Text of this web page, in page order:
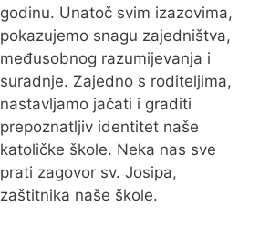
godinu. Unatoč svim izazovima,
pokazujemo snagu zajedništva,
međusobnog razumijevanja i
suradnje. Zajedno s roditeljima,
nastavljamo jačati i graditi
prepoznatljiv identitet naše
katoličke škole. Neka nas sve
prati zagovor sv. Josipa,
zaštitnika naše škole.